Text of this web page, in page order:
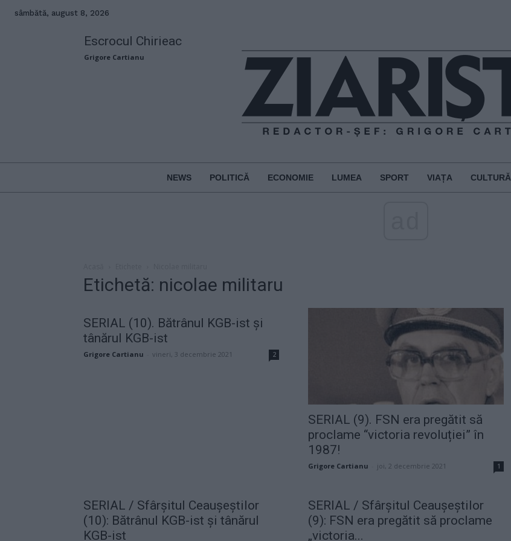
sâmbătă, august 8, 2026
Escrocul Chirieac
Grigore Cartianu
NEWS POLITICĂ ECONOMIE LUMEA SPORT VIAȚA CULTURĂ
Etichetă: nicolae militaru
SERIAL (10). Bătrânul KGB-ist și
tânărul KGB-ist
Grigore Cartianu vineri, 3 decembrie 2021 2
SERIAL (9). FSN era pregătit să
proclame “victoria revoluției” în
1987!
Grigore Cartianu joi, 2 decembrie 2021 1
SERIAL / Sfârșitul Ceaușeștilor
(10): Bătrânul KGB-ist și tânărul
KGB-ist
SERIAL / Sfârșitul Ceaușeștilor
(9): FSN era pregătit să proclame
„victoria...